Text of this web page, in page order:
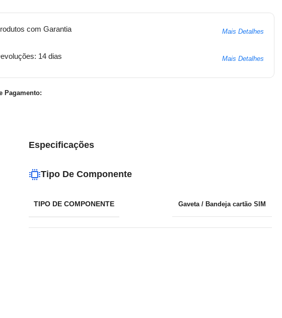
com Garantia Mais Detalhes
14 dias Mais Detalhes
Pagamento:
Especificações
Tipo De Componente
TIPO DE COMPONENTE Gaveta / Bandeja cartão SIM